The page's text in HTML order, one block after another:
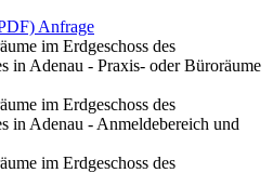
Anfrage